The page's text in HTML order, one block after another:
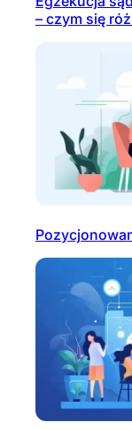
– czym się